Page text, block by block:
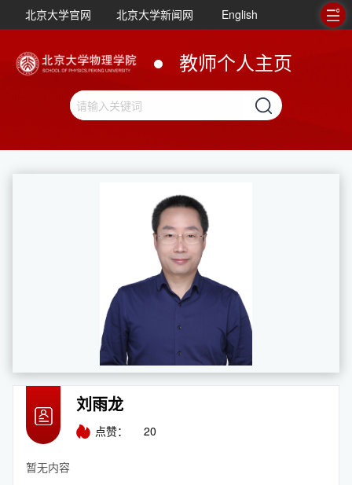
北京大学官网 北京大学新闻网 English
教师个人主页
刘雨龙
点赞： 20
暂无内容